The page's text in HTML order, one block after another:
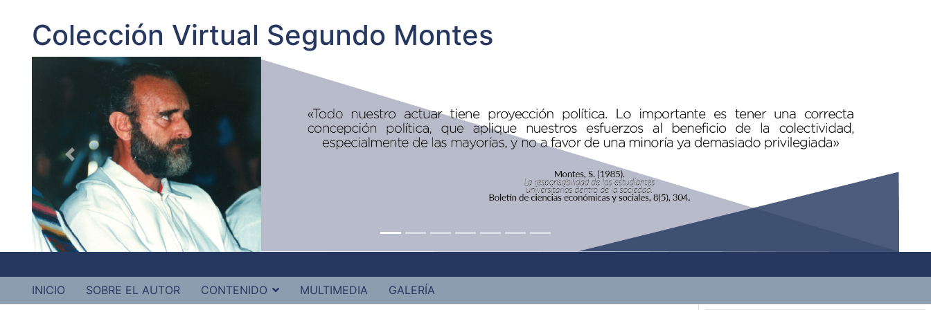
Colección Virtual Segundo Montes
INICIO SOBRE EL AUTOR CONTENIDO MULTIMEDIA GALERÍA